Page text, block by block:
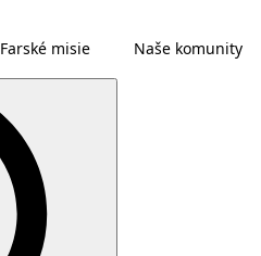
Farské misie Naše komunity